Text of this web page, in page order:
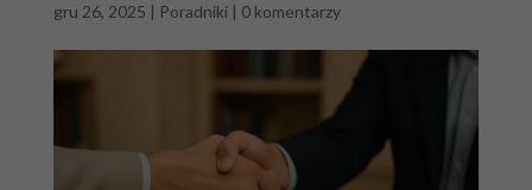
gru 26, 2025 | Poradniki| 0 komentarzy